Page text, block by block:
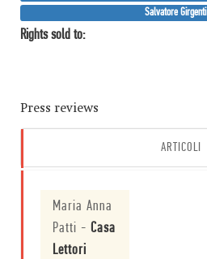
Salvatore Girgenti
Rights sold to:
Press reviews
ARTICOLI
Maria Anna
Patti - Casa
Lettori